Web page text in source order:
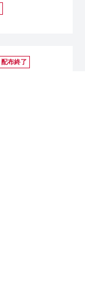
配布終了